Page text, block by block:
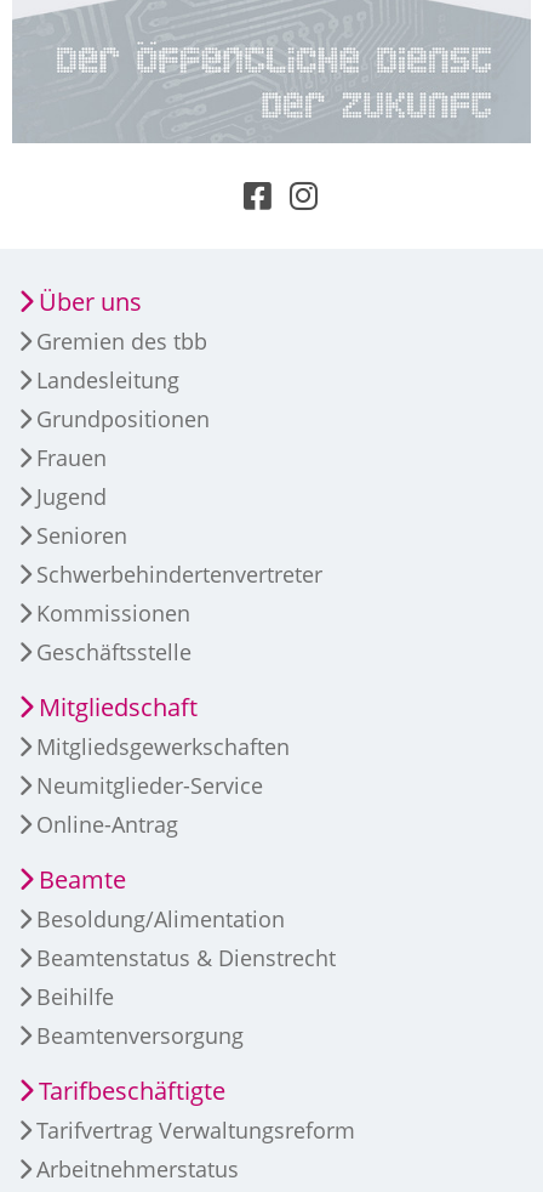
Über uns
Gremien des tbb
Landesleitung
Grundpositionen
Frauen
Jugend
Senioren
Schwerbehindertenvertreter
Kommissionen
Geschäftsstelle
Mitgliedschaft
Mitgliedsgewerkschaften
Neumitglieder-Service
Online-Antrag
Beamte
Besoldung/Alimentation
Beamtenstatus & Dienstrecht
Beihilfe
Beamtenversorgung
Tarifbeschäftigte
Tarifvertrag Verwaltungsreform
Arbeitnehmerstatus